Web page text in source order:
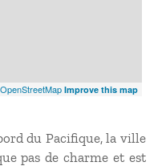
OpenStreetMap Improve this map
du Pacifique, la ville
pas de charme et est